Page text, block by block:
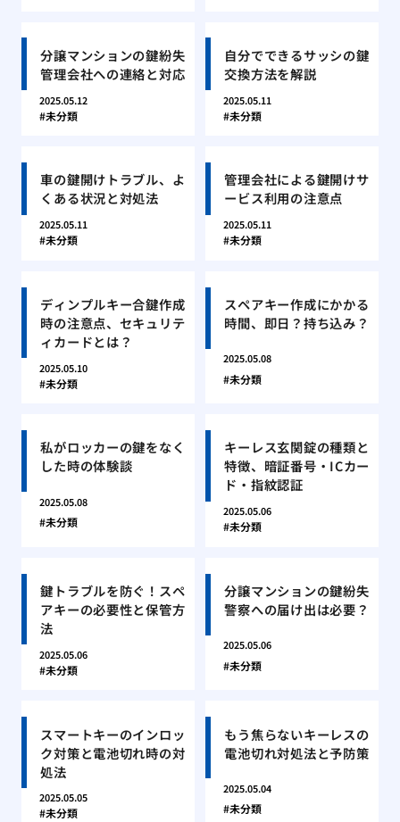
分譲マンションの鍵紛失
管理会社への連絡と対応
2025.05.12
未分類
自分でできるサッシの鍵
交換方法を解説
2025.05.11
未分類
車の鍵開けトラブル、よ
くある状況と対処法
2025.05.11
未分類
管理会社による鍵開けサ
ービス利用の注意点
2025.05.11
未分類
ディンプルキー合鍵作成
時の注意点、セキュリテ
ィカードとは？
2025.05.10
未分類
スペアキー作成にかかる
時間、即日？持ち込み？
2025.05.08
未分類
私がロッカーの鍵をなく
した時の体験談
2025.05.08
未分類
キーレス玄関錠の種類と
特徴、暗証番号・ICカー
ド・指紋認証
2025.05.06
未分類
鍵トラブルを防ぐ！スペ
アキーの必要性と保管方
法
2025.05.06
未分類
分譲マンションの鍵紛失
警察への届け出は必要？
2025.05.06
未分類
スマートキーのインロッ
ク対策と電池切れ時の対
処法
2025.05.05
未分類
もう焦らないキーレスの
電池切れ対処法と予防策
2025.05.04
未分類